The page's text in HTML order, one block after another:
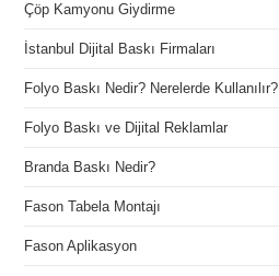
Çöp Kamyonu Giydirme
İstanbul Dijital Baskı Firmaları
Folyo Baskı Nedir? Nerelerde Kullanılır?
Folyo Baskı ve Dijital Reklamlar
Branda Baskı Nedir?
Fason Tabela Montajı
Fason Aplikasyon